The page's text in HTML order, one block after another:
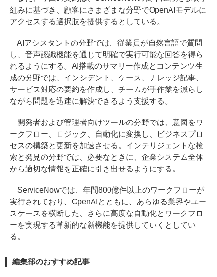
組みに基づき、顧客にさまざまな分野でOpenAIモデルに
アクセスする選択肢を提供するとしている。
AIアシスタントの分野では、従業員が自然言語で質問
し、音声認識機能を通じて明確で実行可能な回答を得ら
れるようにする。AI搭載のサマリー作成とコンテンツ生
成の分野では、インシデント、ケース、ナレッジ記事、
サービス対応の要約を作成し、チームが手作業を減らし
ながら問題を迅速に解決できるよう支援する。
開発者および管理者向けツールの分野では、意図をワ
ークフロー、ロジック、自動化に変換し、ビジネスプロ
セスの構築と更新を加速させる。インテリジェントな検
索と発見の分野では、必要なときに、企業システム全体
から適切な情報を正確に引き出せるようにする。
ServiceNowでは、年間800億件以上のワークフローが
実行されており、OpenAIとともに、あらゆる業界やユー
スケースを横断した、さらに高度な自動化とワークフロ
ーを実現する革新的な新機能を提供していくとしてい
る。
編集部のおすすめ記事